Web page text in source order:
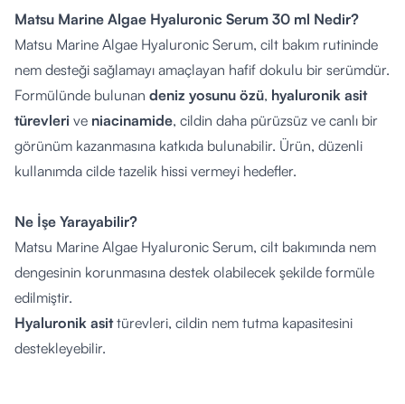
Matsu Marine Algae Hyaluronic Serum 30 ml Nedir?
Matsu Marine Algae Hyaluronic Serum, cilt bakım rutininde
nem desteği sağlamayı amaçlayan hafif dokulu bir serümdür.
Formülünde bulunan deniz yosunu özü, hyaluronik asit
türevleri ve niacinamide, cildin daha pürüzsüz ve canlı bir
görünüm kazanmasına katkıda bulunabilir. Ürün, düzenli
kullanımda cilde tazelik hissi vermeyi hedefler.
Ne İşe Yarayabilir?
Matsu Marine Algae Hyaluronic Serum, cilt bakımında nem
dengesinin korunmasına destek olabilecek şekilde formüle
edilmiştir.
Hyaluronik asittürevleri, cildin nem tutma kapasitesini
destekleyebilir.